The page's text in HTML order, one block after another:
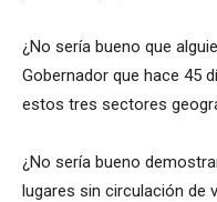
¿No sería bueno que
Gobernador que hace 45
estos tres sectores
¿No sería bueno
lugares sin circulación de